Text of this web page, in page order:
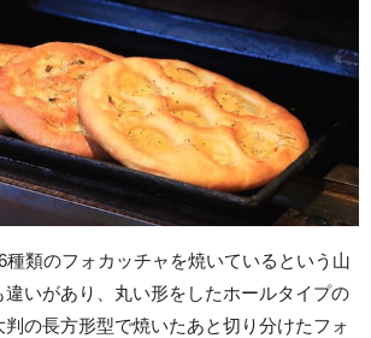
種類のフォカッチャを焼いているという山
いがあり、丸い形をしたホールタイプの
の長方形型で焼いたあと切り分けたフォ